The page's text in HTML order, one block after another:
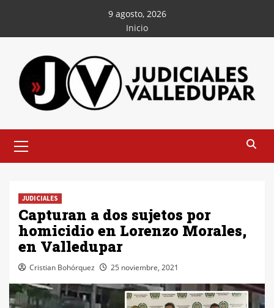
contenido
9 agosto, 2026
Inicio
principal
JUDICIALES
Capturan a dos sujetos por
homicidio en Lorenzo Morales,
en Valledupar
Cristian Bohórquez 25 noviembre, 2021